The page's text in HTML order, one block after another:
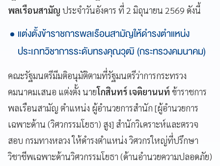
พลเรือนสามัญ ประจำวันอังคาร ที่ 2 มิถุนายน 2569 ดังนี้
แต่งตั้งข้าราชการพลเรือนสามัญให้ดำรงตำแหน่ง
ประเภทวิชาการระดับทรงคุณวุฒิ (กระทรวงคมนาคม)
คณะรัฐมนตรีมีมติอนุมัติตามที่รัฐมนตรีว่าการกระทรวง
คมนาคมเสนอ แต่งตั้ง นายโกสินทร์ เจติยานนท์ ข้าราชการ
พลเรือนสามัญ ตำแหน่ง ผู้อำนวยการสำนัก [ผู้อำนวยการ
เฉพาะด้าน (วิศวกรรมโยธา) สูง] สำนักวิเคราะห์และตรวจ
สอบ กรมทางหลวง ให้ดำรงตำแหน่ง วิศวกรใหญ่ที่ปรึกษา
วิชาชีพเฉพาะด้านวิศวกรรมโยธา (ด้านอำนวยความปลอดภัย)